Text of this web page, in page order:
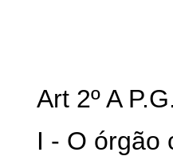
Art 2º A
I - O órgão